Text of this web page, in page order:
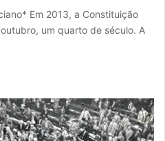
Em 2013, a Constituição
um quarto de século. A